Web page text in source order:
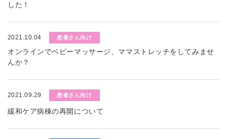
した！
2021.10.04 患者さん向け
オンラインでベビーマッサージ、ママストレッチをしてみませ
んか？
2021.09.29 患者さん向け
緩和ケア病棟の再開について